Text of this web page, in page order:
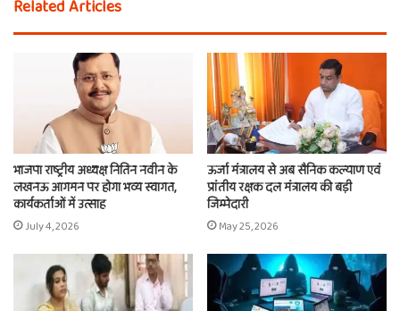
Related Articles
भाजपा राष्ट्रीय अध्यक्ष नितिन नवीन के
लखनऊ आगमन पर होगा भव्य स्वागत,
कार्यकर्ताओं में उत्साह
July 4, 2026
ऊर्जा मंत्रालय से अब सैनिक कल्याण एवं
प्रांतीय रक्षक दल मंत्रालय की बड़ी
जिम्मेदारी
May 25, 2026